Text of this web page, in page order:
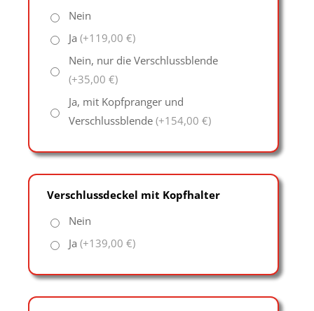
Nein
Ja (+119,00 €)
Nein, nur die Verschlussblende
(+35,00 €)
Ja, mit Kopfpranger und
Verschlussblende (+154,00 €)
Verschlussdeckel mit Kopfhalter
Nein
Ja (+139,00 €)